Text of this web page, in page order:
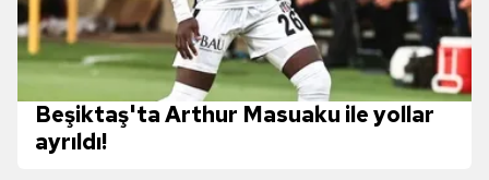
Beşiktaş'ta Arthur Masuaku ile yollar
ayrıldı!